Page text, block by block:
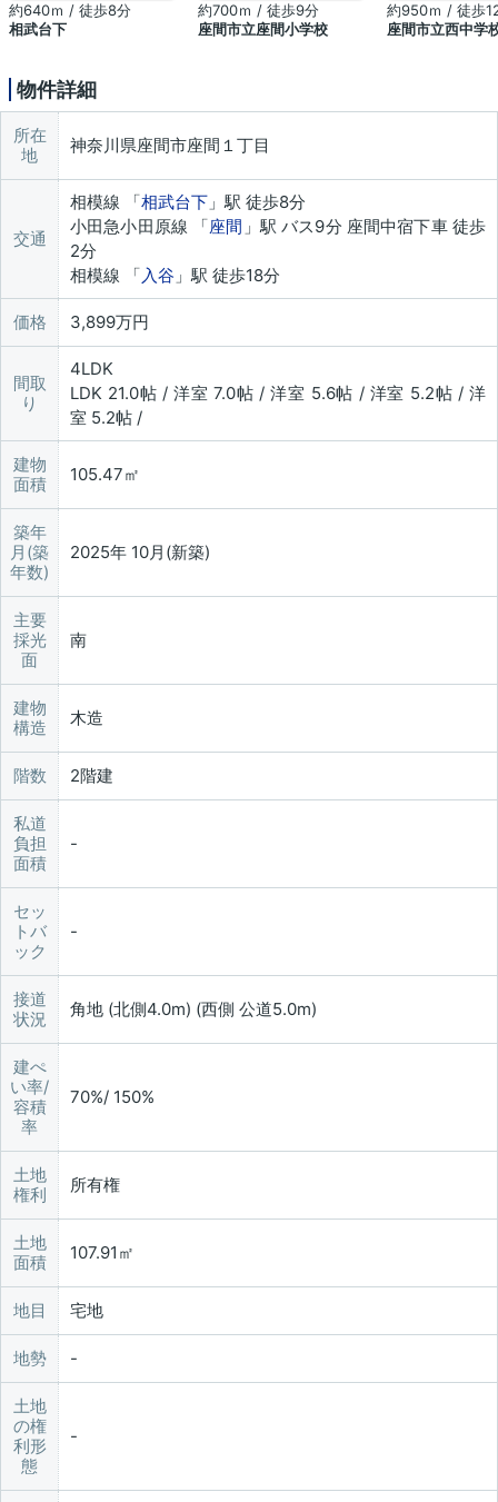
約640ｍ / 徒歩8分
相武台下
約700ｍ / 徒歩9分
座間市立座間小学校
約950ｍ / 徒歩
座間市立西中学
物件詳細
所在
地
神奈川県座間市座間１丁目
交通
相模線 「相武台下 」駅 徒歩8分
小田急小田原線 「座間 」駅 バス9分 座間中宿下車 徒歩
2分
相模線 「入谷 」駅 徒歩18分
価格 3,899万円
間取
り
4LDK
LDK 21.0帖 / 洋室 7.0帖 / 洋室 5.6帖 / 洋室 5.2帖 / 洋
室 5.2帖 /
建物
面積
105.47㎡
築年
月(築
年数)
2025年 10月(新築)
主要
採光
面
南
建物
構造
木造
階数 2階建
私道
負担
面積
セッ
トバ
ック
接道
状況
角地 (北側4.0m) (西側 公道5.0m)
建ぺ
い率/
容積
率
70%/ 150%
土地
権利
所有権
土地
面積
107.91㎡
地目 宅地
地勢
土地
の権
利形
態